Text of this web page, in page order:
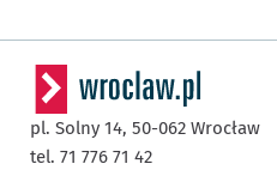
pl. Solny 14, 50-062 Wrocław
tel. 71 776 71 42